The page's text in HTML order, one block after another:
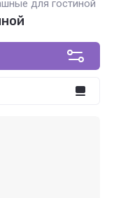
для гостиной